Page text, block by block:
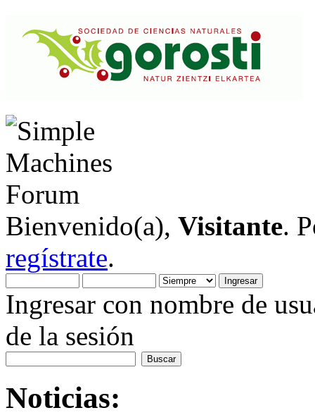
Bienvenido(a), Visitante.
regístrate.
Ingresar con nombre de
de la sesión
Noticias: